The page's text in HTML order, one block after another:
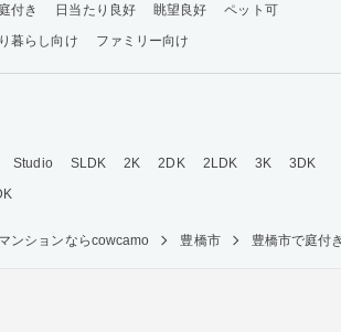
庭付き 日当たり良好 眺望良好
ペット可
暮らし向け ファミリー向け
Studio SLDK 2K 2DK 2LDK 3K
3DK
ンションならcowcamo 豊橋市 豊橋市で庭付